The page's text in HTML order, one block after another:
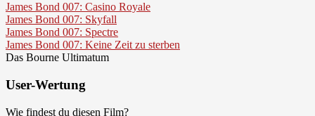
James Bond 007: Casino Royale
James Bond 007: Skyfall
James Bond 007: Spectre
James Bond 007: Keine Zeit zu sterben
Das Bourne Ultimatum
User-Wertung
Wie findest du diesen Film?